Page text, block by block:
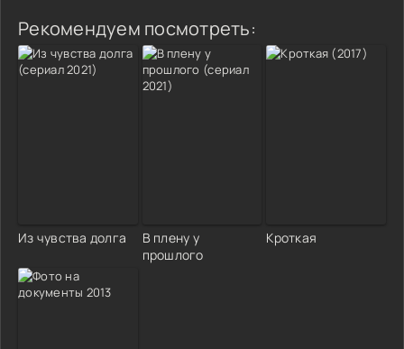
Рекомендуем посмотреть:
Из чувства долга
В плену у
прошлого
Кроткая